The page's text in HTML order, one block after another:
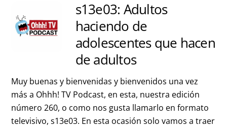
s13e03: Adultos
haciendo de
adolescentes que hacen
de adultos
Muy buenas y bienvenidas y bienvenidos una vez
más a Ohhh! TV Podcast, en esta, nuestra edición
número 260, o como nos gusta llamarlo en formato
televisivo, s13e03. En esta ocasión solo vamos a traer